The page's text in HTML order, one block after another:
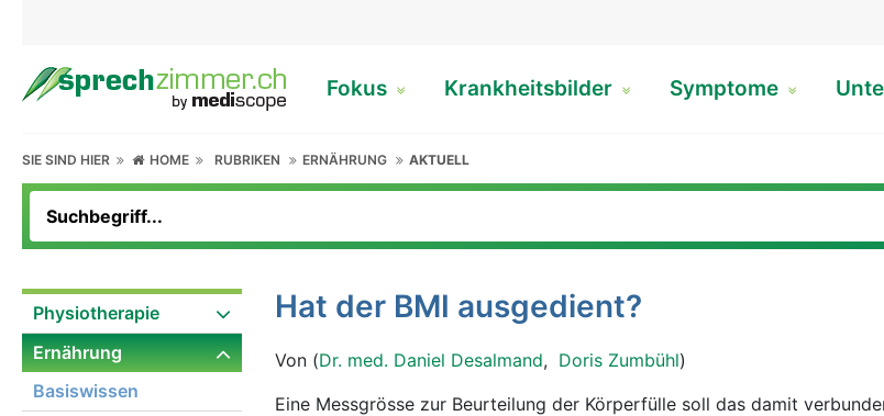
Fokus Krankheitsbilder Symptome
SIE SIND HIER HOME RUBRIKEN ERNÄHRUNG AKTUELL
Physiotherapie
Ernährung
Basiswissen
Hat der BMI ausgedient?
Von (Dr. med. Daniel Desalmand, Doris Zumbühl)
Eine Messgrösse zur Beurteilung der Körperfülle soll das damit